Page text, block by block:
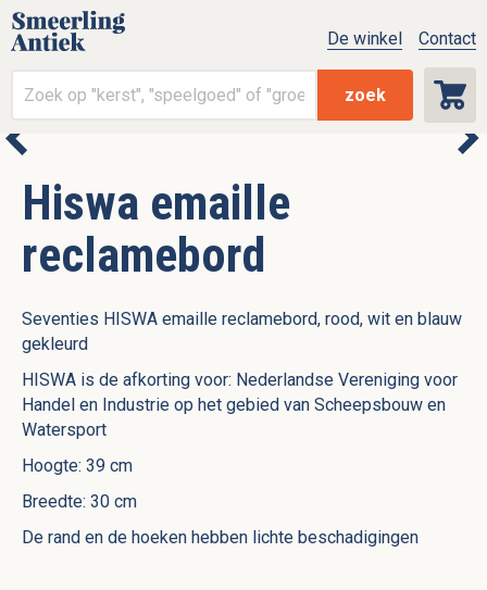
zoek
De winkel Contact
Hiswa emaille
reclamebord
Seventies HISWA emaille reclamebord, rood, wit en blauw
gekleurd
HISWA is de afkorting voor: Nederlandse Vereniging voor
Handel en Industrie op het gebied van Scheepsbouw en
Watersport
Hoogte: 39 cm
Breedte: 30 cm
De rand en de hoeken hebben lichte beschadigingen